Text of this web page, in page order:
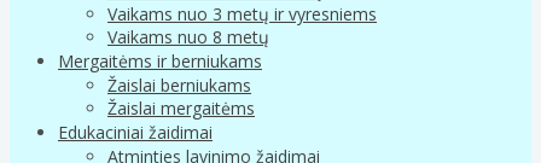
Vaikams nuo 3 metų ir vyresniems
Vaikams nuo 8 metų
Mergaitėms ir berniukams
Žaislai berniukams
Žaislai mergaitėms
Edukaciniai žaidimai
Atminties lavinimo žaidimai